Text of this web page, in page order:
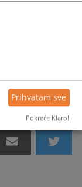
Prihvatam sve
Pokreće Klaro!